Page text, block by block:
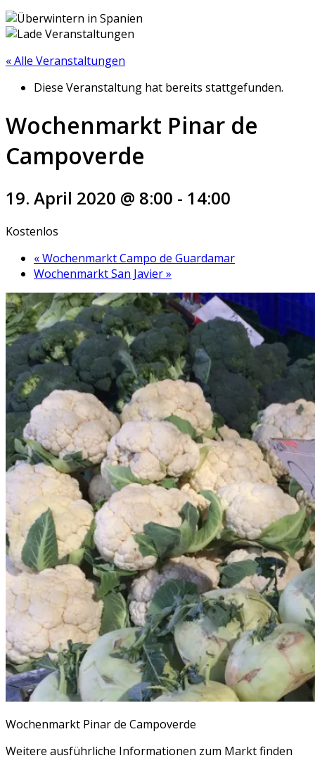
« Alle Veranstaltungen
Diese Veranstaltung hat bereits stattgefunden.
Wochenmarkt Pinar de
Campoverde
19. April 2020 @ 8:00 - 14:00
Kostenlos
«Wochenmarkt Campo de Guardamar
Wochenmarkt San Javier»
Wochenmarkt Pinar de Campoverde
Weitere ausführliche Informationen zum Markt finden